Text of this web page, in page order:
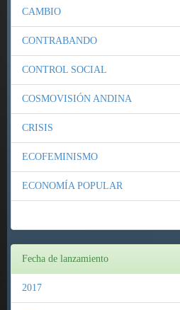
CAMBIO
CONTRABANDO
CONTROL SOCIAL
COSMOVISIÓN ANDINA
CRISIS
ECOFEMINISMO
ECONOMÍA POPULAR
Fecha de lanzamiento
2017